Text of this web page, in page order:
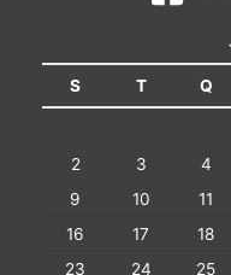
S T Q
2
3 4
9
10 11
16
17 18
23
24 25